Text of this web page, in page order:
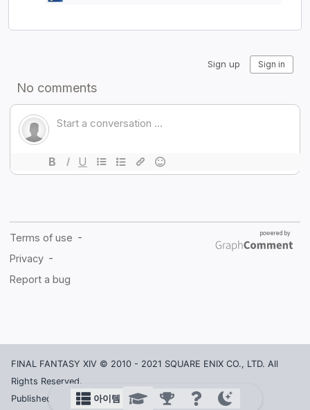
FINAL FANTASY XIV © 2010 - 2021 SQUARE ENIX CO., LTD. All
Rights Reserved.
Published in Korea by ACTOZ SOFT CO., LTD.
아이템